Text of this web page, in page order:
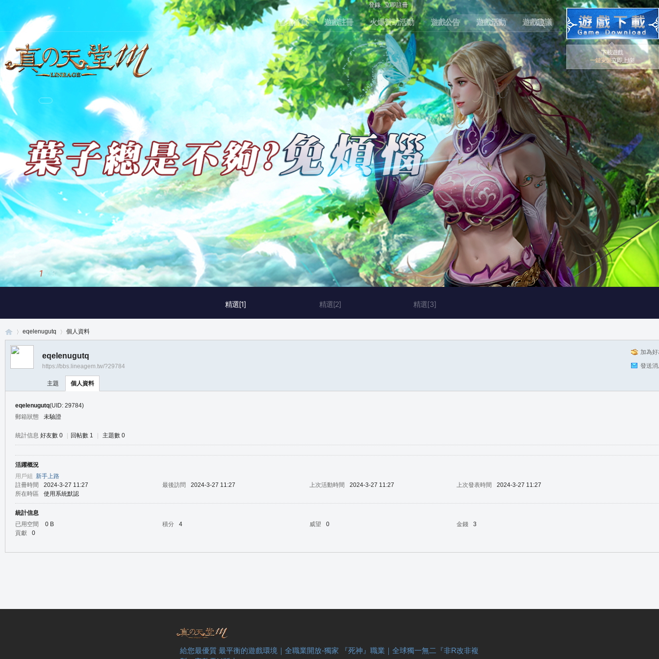
登錄 立即註冊
論壇首頁 遊戲註冊 火爆贊助活動 遊戲公告 遊戲活動 遊戲建議
下載遊戲
一鍵安裝立即上線!
精選[1] 精選[2] 精選[3]
1 / 3
eqelenugutq 個人資料
加為
發送
eqelenugutq
https://bbs.lineagem.tw/?29784
主題 個人資料
eqelenugutq(UID: 29784)
郵箱狀態
未驗證
統計信息 好友數 0 回帖數 1 主題數 0
活躍概況
用戶組 新手上路
註冊時間
2024-3-27 11:27 最後訪問 2024-3-27 11:27 上次活動時間 2024-3-27 11:27 上次發表時間
2024-3-27 11:27
所在時區
使用系統默認
統計信息
已用空間
0 B 積分 4 威望 0 金錢
3
貢獻
0
給您最優質 最平衡的遊戲環境｜全職業開放-獨家 『死神』職業｜全球獨一無二『非R改非複